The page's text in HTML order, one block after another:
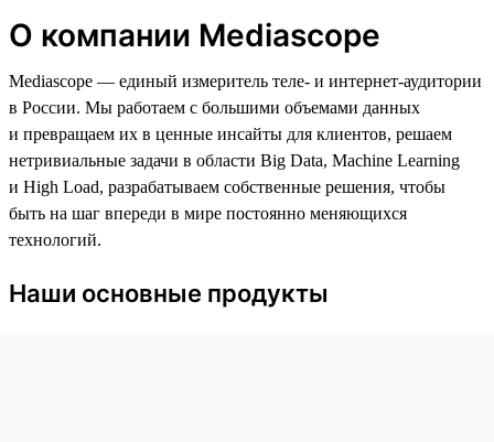
О компании Mediascope
Mediascope — единый измеритель теле- и интернет-аудитории
в России. Мы работаем с большими объемами данных
и превращаем их в ценные инсайты для клиентов, решаем
нетривиальные задачи в области Big Data, Machine Learning
и High Load, разрабатываем собственные решения, чтобы
быть на шаг впереди в мире постоянно меняющихся
технологий.
Наши основные продукты